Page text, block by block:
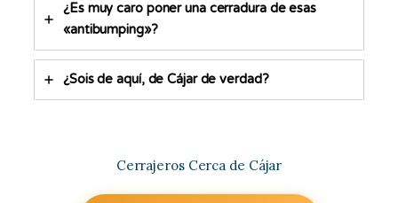
¿Es muy caro poner una cerradura de esas
«antibumping»?
¿Sois de aquí, de Cájar de verdad?
Cerrajeros Cerca de Cájar